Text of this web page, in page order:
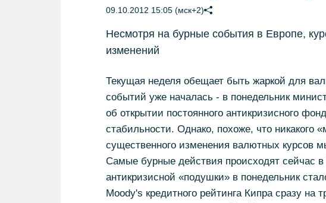
09.10.2012 15:05 (мск+2)
Несмотря на бурные события в Европе,
изменений
Текущая неделя обещает быть жаркой для
событий уже началась - в понедельник
об открытии постоянного антикризисного
стабильности. Однако, похоже, что никакого
существенного изменения валютных курсов
Самые бурные действия происходят сейчас
антикризисной «подушки» в понедельник
Moody's кредитного рейтинга Кипра сразу на